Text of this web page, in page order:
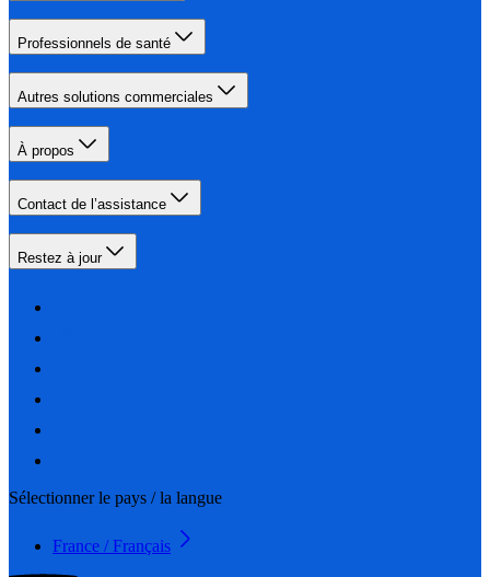
Professionnels de santé
Autres solutions commerciales
À propos
Contact de l’assistance
Restez à jour
Sélectionner le pays / la langue
France / Français